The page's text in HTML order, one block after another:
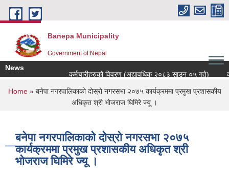
Skip to main content
Banepa Municipality
Government of Nepal
News
कर्मचारीहरुको विवरण (अद्यावधिक २०८३ साउन ०५ गते)
You are here
Home» बनेपा नगरपालिकाको दोस्रो नगरसभा २०७५ कार्यक्रममा प्रमुख प्रशासकीय
अधिकृत श्री भोजराज घिमिरे ज्यू ।
बनेपा नगरपालिकाको दोस्रो नगरसभा २०७५
कार्यक्रममा प्रमुख प्रशासकीय अधिकृत श्री
भोजराज घिमिरे ज्यू ।